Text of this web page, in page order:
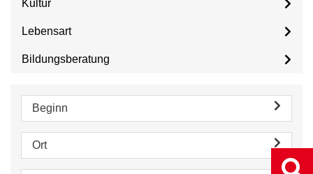
Kultur
Lebensart
Bildungsberatung
Beginn
Ort